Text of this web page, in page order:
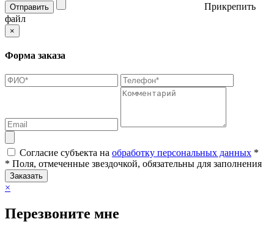
Отправить
Прикрепить
файл
×
Форма заказа
Согласие субъекта на обработку персональных данных *
* Поля, отмеченные звездочкой, обязательны для заполнения
Заказать
×
Перезвоните мне